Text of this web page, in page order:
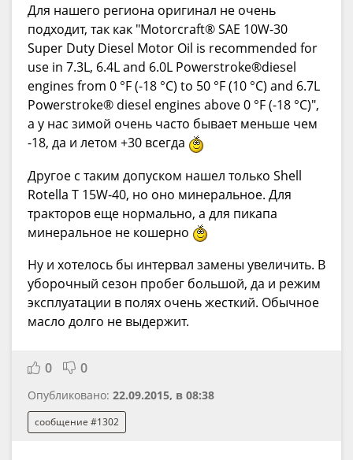
Для нашего региона оригинал не очень
подходит, так как "Motorcraft® SAE 10W-30
Super Duty Diesel Motor Oil is recommended for
use in 7.3L, 6.4L and 6.0L Powerstroke®diesel
engines from 0 °F (-18 °C) to 50 °F (10 °C) and 6.7L
Powerstroke® diesel engines above 0 °F (-18 °C)",
а у нас зимой очень часто бывает меньше чем
-18, да и летом +30 всегда
Другое с таким допуском нашел только Shell
Rotella T 15W-40, но оно минеральное. Для
тракторов еще нормально, а для пикапа
минеральное не кошерно
Ну и хотелось бы интервал замены увеличить. В
уборочный сезон пробег большой, да и режим
эксплуатации в полях очень жесткий. Обычное
масло долго не выдержит.
0 0
Опубликовано: 22.09.2015, в 08:38
сообщение #1302